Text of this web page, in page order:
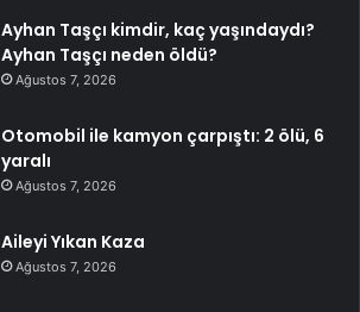
Ayhan Taşçı kimdir, kaç yaşındaydı?
Ayhan Taşçı neden öldü?
Ağustos 7, 2026
Otomobil ile kamyon çarpıştı: 2 ölü, 6
yaralı
Ağustos 7, 2026
Aileyi Yıkan Kaza
Ağustos 7, 2026